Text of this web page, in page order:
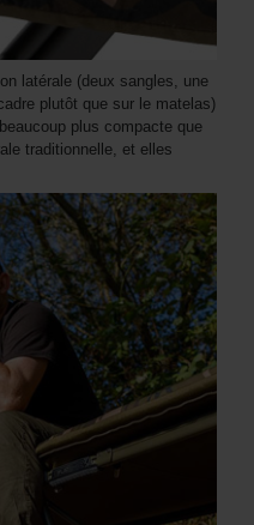
latérale (deux sangles, une
plutôt que sur le matelas)
plus compacte que
traditionnelle, et elles